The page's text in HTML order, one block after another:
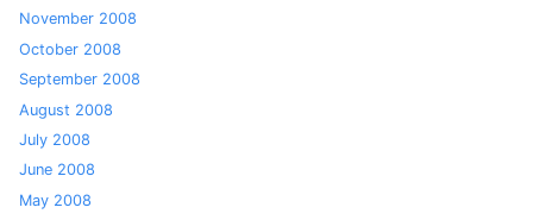
November 2008
October 2008
September 2008
August 2008
July 2008
June 2008
May 2008